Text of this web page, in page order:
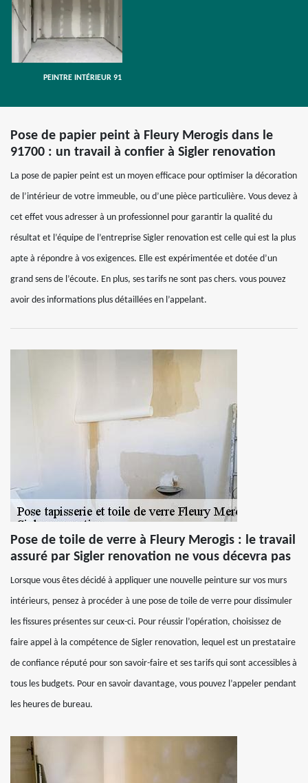
PEINTRE INTÉRIEUR 91
Pose de papier peint à Fleury Merogis dans le
91700 : un travail à confier à Sigler renovation
La pose de papier peint est un moyen efficace pour optimiser la décoration
de l’intérieur de votre immeuble, ou d’une pièce particulière. Vous devez à
cet effet vous adresser à un professionnel pour garantir la qualité du
résultat et l’équipe de l’entreprise Sigler renovation est celle qui est la plus
apte à répondre à vos exigences. Elle est expérimentée et dotée d’un
grand sens de l’écoute. En plus, ses tarifs ne sont pas chers. vous pouvez
avoir des informations plus détaillées en l’appelant.
Pose de toile de verre à Fleury Merogis : le travail
assuré par Sigler renovation ne vous décevra pas
Lorsque vous êtes décidé à appliquer une nouvelle peinture sur vos murs
intérieurs, pensez à procéder à une pose de toile de verre pour dissimuler
les fissures présentes sur ceux-ci. Pour réussir l’opération, choisissez de
faire appel à la compétence de Sigler renovation, lequel est un prestataire
de confiance réputé pour son savoir-faire et ses tarifs qui sont accessibles à
tous les budgets. Pour en savoir davantage, vous pouvez l’appeler pendant
les heures de bureau.